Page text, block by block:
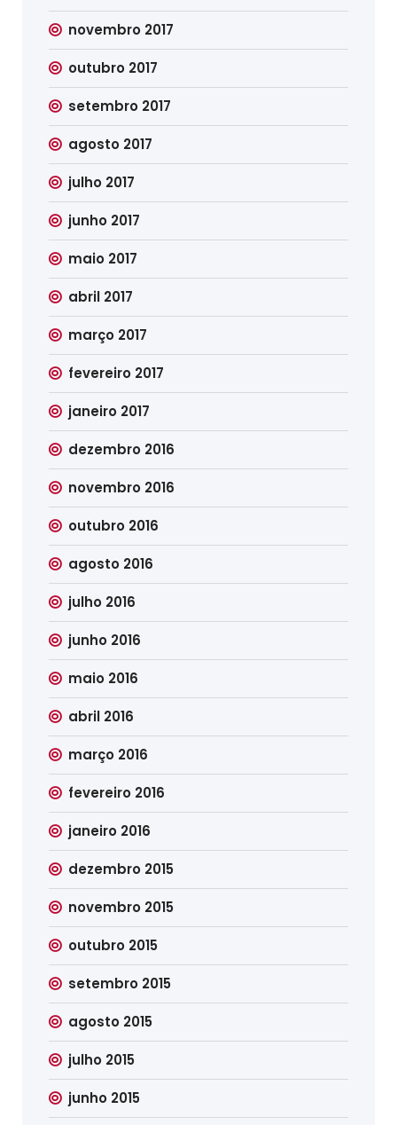
novembro 2017
outubro 2017
setembro 2017
agosto 2017
julho 2017
junho 2017
maio 2017
abril 2017
março 2017
fevereiro 2017
janeiro 2017
dezembro 2016
novembro 2016
outubro 2016
agosto 2016
julho 2016
junho 2016
maio 2016
abril 2016
março 2016
fevereiro 2016
janeiro 2016
dezembro 2015
novembro 2015
outubro 2015
setembro 2015
agosto 2015
julho 2015
junho 2015